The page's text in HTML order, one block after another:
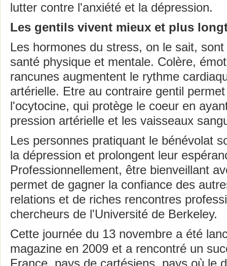
lutter contre l'anxiété et la dépression.
Les gentils vivent mieux et plus
Les hormones du stress, on le sait,
santé physique et mentale. Colère,
rancunes augmentent le rythme
artérielle. Etre au contraire gentil
l'ocytocine, qui protège le coeur en
pression artérielle et les vaisseaux
Les personnes pratiquant le bénévolat
la dépression et prolongent leur
Professionnellement, être bienveillant
permet de gagner la confiance des
relations et de riches rencontres
chercheurs de l'Université de Berkeley.
Cette journée du 13 novembre a été
magazine en 2009 et a rencontré un